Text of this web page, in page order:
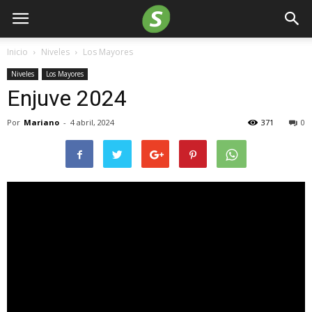
Inicio Niveles Los Mayores
Niveles Los Mayores
Enjuve 2024
Por Mariano - 4 abril, 2024 0
371